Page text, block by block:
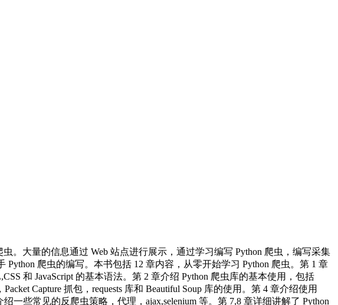
。大量的信息通过 Web 站点进行展示，通过学习编写 Python 爬虫，编写采集
爬虫的编写。本书包括 12 章内容，从零开始学习 Python 爬虫。第 1 章
和 JavaScript 的基本语法。第 2 章介绍 Python 爬虫库的基本使用，包括
Capture 抓包，requests 库和 Beautiful Soup 库的使用。第 4 章介绍使用
一些常见的反爬虫策略，代理，ajax,selenium 等。第 7,8 章详细讲解了 Python